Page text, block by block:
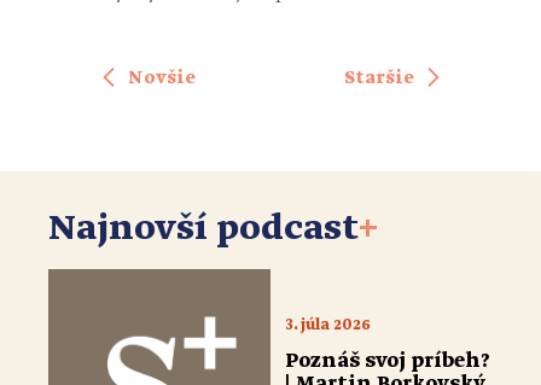
Novšie Staršie
Najnovší podcast+
3. júla 2026
Poznáš svoj príbeh?